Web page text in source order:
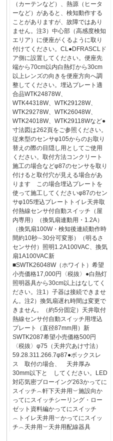
（カーテンなど）、熱源（ヒータ
ーなど）があると、検知動作する
ことがありますが、故障ではあり
ません。注3）中心部（高感度検知
エリア）に便座がくるように取り
付けてください。CL●DFRASCLド
ア側に設置してください。便座先
端から70cm以内白熱灯から30cm
以上レンズの向きを便座方向へ調
整してください。埋込プレート適
合品WTK24878W、
WTK44318W、WTK29128W、
WTK29278W、WTK26048W、
WTK24018W、WTK29118Wなど●
寸法図は262頁をご参照ください。
従来型のセンサφ105からのお取り
替えの際の目隠し用としてご使用
ください。取付方法コンクリート
施工の場合などφ87のセンサを取り
付けると取付穴が見える場合があ
ります この場合埋込プレートを
使って施工してくださいφ87のセン
サφ105埋込プレートトイレ天井取
付熱線センサ付自動スイッチ（屋
内専用）（換気扇連動用・1.2A）
（換気扇100W・検知後連続動作時
間約10秒∼30分可変形）（明るさ
センサ付）照明1.2A100VAC、換気
扇1A100VAC新
■SWTK26048W（ホワイト）希望
小売価格17,000円〈税抜〉●白熱灯
照明器具から30cm以上はなしてく
ださい。注1）子器は接続できませ
ん。注2）換気扇遅れ時間は変更で
きません。（約5分固定）天井取付
熱線センサ付自動スイッチ用埋込
プレート（直径87mm用）新
SWTK2087希望小売価格500円
〈税抜〉φ75（天井穴あけ寸法）
59.28.311.266.7φ87●ボックスレ
ス 取付の場合、 天井厚み
30mm以下と してください。LED
対応気密ブローイング263かってに
スイッチ︵軒下天井用︶施設向か
ってにスイッチシーリング・ロー
ゼット資料編かってにスイッチ
︵トイレ天井用︶かってにスイッ
チ︵天井用︶天井用配線器具